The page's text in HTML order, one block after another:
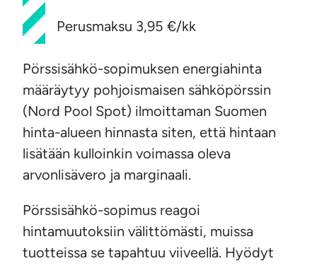
Perusmaksu 3,95 €/kk
Pörssisähkö-sopimuksen energiahinta
määräytyy pohjoismaisen sähköpörssin
(Nord Pool Spot) ilmoittaman Suomen
hinta-alueen hinnasta siten, että hintaan
lisätään kulloinkin voimassa oleva
arvonlisävero ja marginaali.
Pörssisähkö-sopimus reagoi
hintamuutoksiin välittömästi, muissa
tuotteissa se tapahtuu viiveellä. Hyödyt